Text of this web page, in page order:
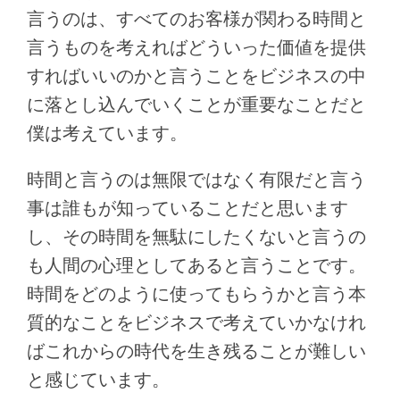
言うのは、すべてのお客様が関わる時間と
言うものを考えればどういった価値を提供
すればいいのかと言うことをビジネスの中
に落とし込んでいくことが重要なことだと
僕は考えています。
時間と言うのは無限ではなく有限だと言う
事は誰もが知っていることだと思います
し、その時間を無駄にしたくないと言うの
も人間の心理としてあると言うことです。
時間をどのように使ってもらうかと言う本
質的なことをビジネスで考えていかなけれ
ばこれからの時代を生き残ることが難しい
と感じています。